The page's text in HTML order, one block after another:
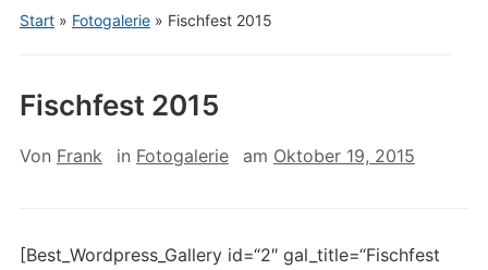
Start» Fotogalerie» Fischfest 2015
Fischfest 2015
Von Frank in Fotogalerie am Oktober 19, 2015
[Best_Wordpress_Gallery id=“2″ gal_title=“Fischfest